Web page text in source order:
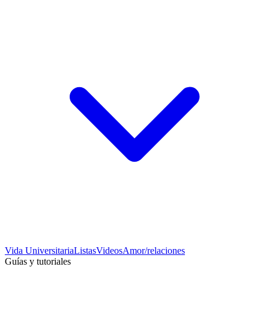
Vida UniversitariaListasVideosAmor/relaciones
Guías y tutoriales